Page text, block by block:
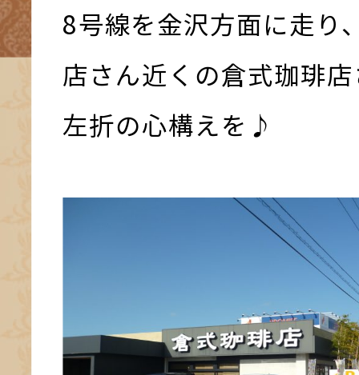
8号線を金沢方面に走り
店さん近くの倉式珈琲
左折の心構えを♪